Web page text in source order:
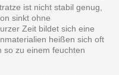
ist nicht stabil genug,
sinkt ohne
Zeit bildet sich eine
heißen sich oft
so zu einem feuchten